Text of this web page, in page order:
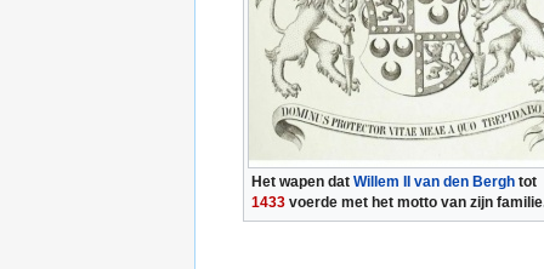
Het wapen dat Willem II van den Bergh tot
1433 voerde met het motto van zijn